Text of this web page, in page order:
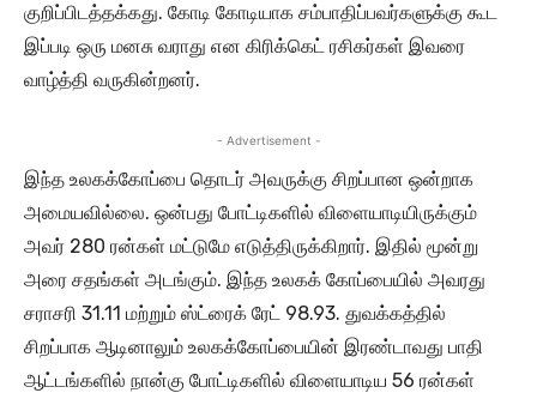
குறிப்பிடத்தக்கது. கோடி கோடியாக சம்பாதிப்பவர்களுக்கு கூட
இப்படி ஒரு மனசு வராது என கிரிக்கெட் ரசிகர்கள் இவரை
வாழ்த்தி வருகின்றனர்.
- Advertisement -
இந்த உலகக்கோப்பை தொடர் அவருக்கு சிறப்பான ஒன்றாக
அமையவில்லை. ஒன்பது போட்டிகளில் விளையாடியிருக்கும்
அவர் 280 ரன்கள் மட்டுமே எடுத்திருக்கிறார். இதில் மூன்று
அரை சதங்கள் அடங்கும். இந்த உலகக் கோப்பையில் அவரது
சராசரி 31.11 மற்றும் ஸ்ட்ரைக் ரேட் 98.93. துவக்கத்தில்
சிறப்பாக ஆடினாலும் உலகக்கோப்பையின் இரண்டாவது பாதி
ஆட்டங்களில் நான்கு போட்டிகளில் விளையாடிய 56 ரன்கள்